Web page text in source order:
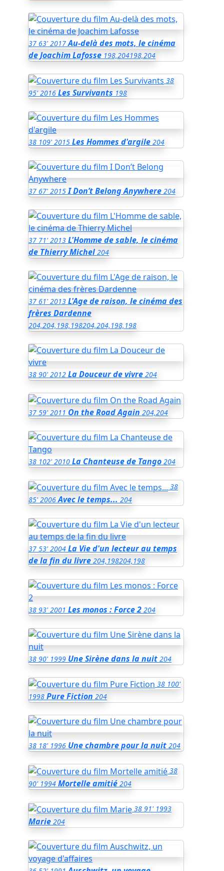
37 63' 2017 Au-delà des mots, le cinéma
de Joachim Lafosse 198,204198,204
38
95' 2016 Les Survivants 198
38 109' 2015 Les Hommes d'argile 204
37 67' 2015 I Don’t Belong Anywhere 204
37 71' 2013 L'Homme de sable, le cinéma
de Thierry Michel 204
37 61' 2013 L'Age de raison, le cinéma des
frères Dardenne
204,204,198,198204,204,198,198
38 90' 2012 La Douceur de vivre 204
37 59' 2011 On the Road Again 204,204
38 102' 2010 La Chanteuse de Tango 204
38
85' 2006 Avec le temps... 204
37 53' 2004 La Vie d'un lecteur au temps
de la fin du livre 204,198204,198
38 93' 2001 Les monos : Force 2 204
38 90' 1999 Une Sirène dans la nuit 204
38 100'
1998 Pure Fiction 204
38 18' 1996 Une chambre pour la nuit 204
38
90' 1994 Mortelle amitié 204
38 91' 1993
Marie 204